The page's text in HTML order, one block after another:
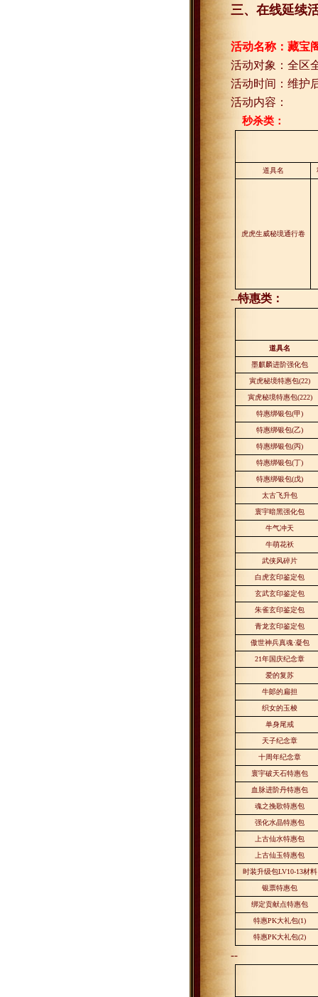
三、在线延续
活动名称：藏宝
活动对象：全区
活动时间：维护
活动内容：
秒杀类：
道具名
虎虎生威秘境通行卷
--特惠类：
道具名
墨麒麟进阶强化包
寅虎秘境特惠包(22)
寅虎秘境特惠包(222)
特惠绑银包(甲)
特惠绑银包(乙)
特惠绑银包(丙)
特惠绑银包(丁)
特惠绑银包(戊)
太古飞升包
寰宇暗黑强化包
牛气冲天
牛萌花袄
武侠风碎片
白虎玄印鉴定包
玄武玄印鉴定包
朱雀玄印鉴定包
青龙玄印鉴定包
傲世神兵真魂·凝包
21年国庆纪念章
爱的复苏
牛郞的扁担
织女的玉梭
单身尾戒
天子纪念章
十周年纪念章
寰宇破天石特惠包
血脉进阶丹特惠包
魂之挽歌特惠包
强化水晶特惠包
上古仙水特惠包
上古仙玉特惠包
时装升级包LV10-13材料
银票特惠包
绑定贡献点特惠包
特惠PK大礼包(1)
特惠PK大礼包(2)
--